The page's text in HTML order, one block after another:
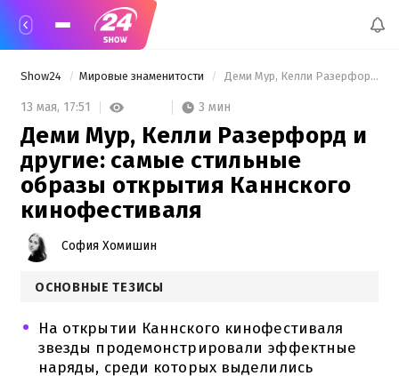
Show24 Мировые знаменитости Деми Мур, Келли Разерфорд и другие: самые стильные образы открытия Каннского кинофестиваля
13 мая, 17:51 3 мин
Деми Мур, Келли Разерфорд и
другие: самые стильные
образы открытия Каннского
кинофестиваля
София Хомишин
ОСНОВНЫЕ ТЕЗИСЫ
На открытии Каннского кинофестиваля
звезды продемонстрировали эффектные
наряды, среди которых выделились